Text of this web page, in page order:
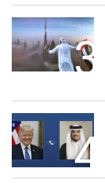
3
4